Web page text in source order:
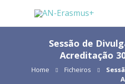
Sessão de
Acreditação
Home Ficheiros